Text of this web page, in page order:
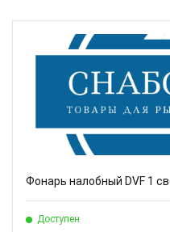
Фонарь налобный DVF 1
Доступен